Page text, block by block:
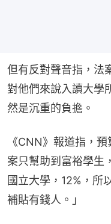
但有反對聲音指，法
對他們來說入讀大學
然是沉重的負擔。
《CNN》報道指，
案只幫助到富裕學生
國立大學，12%，所
補貼有錢人。」